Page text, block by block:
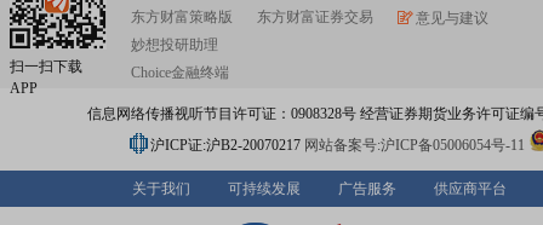
扫一扫下载
APP
东方财富策略版
妙想投研助理
Choice金融终端
东方财富证券交易
意见与建议
信息网络传播视听节目许可证：0908328号 经营证券期货业务许可证编
沪ICP证:沪B2-20070217 网站备案号:沪ICP备05006054号-11
关于我们 可持续发展 广告服务 供应商平台